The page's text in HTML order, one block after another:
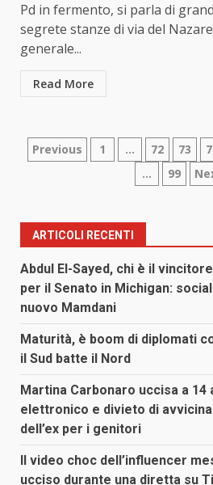
Pd in fermento, si parla di
segrete stanze di via del
generale...
Read More
Paginazione
articoli
Previous 1 … 72 73
…
99
ARTICOLI RECENTI
Abdul El-Sayed, chi è il
per il Senato in Michigan:
nuovo Mamdani
Maturità, è boom di diplomati
il Sud batte il Nord
Martina Carbonaro uccisa a 14
elettronico e divieto di
dell’ex per i genitori
Il video choc dell’influencer
ucciso durante una diretta su